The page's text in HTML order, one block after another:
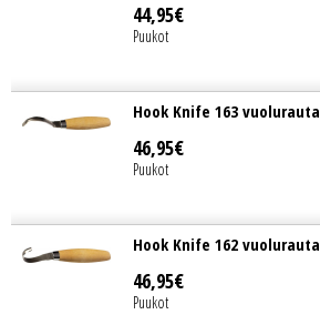
44,95€
Puukot
Hook Knife 163 vuolurauta
46,95€
Puukot
Hook Knife 162 vuolurauta
46,95€
Puukot